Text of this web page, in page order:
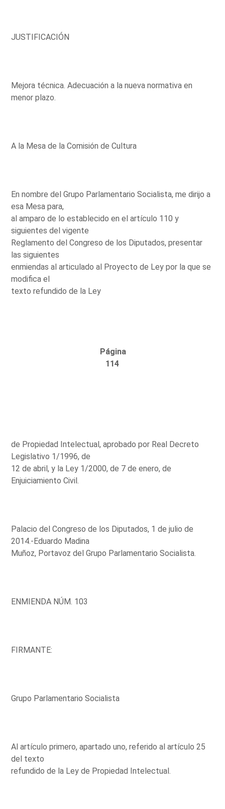
JUSTIFICACIÓN
Mejora técnica. Adecuación a la nueva normativa en
menor plazo.
A la Mesa de la Comisión de Cultura
En nombre del Grupo Parlamentario Socialista, me dirijo a
esa Mesa para,
al amparo de lo establecido en el artículo 110 y
siguientes del vigente
Reglamento del Congreso de los Diputados, presentar
las siguientes
enmiendas al articulado al Proyecto de Ley por la que se
modifica el
texto refundido de la Ley
Página
114
de Propiedad Intelectual, aprobado por Real Decreto
Legislativo 1/1996, de
12 de abril, y la Ley 1/2000, de 7 de enero, de
Enjuiciamiento Civil.
Palacio del Congreso de los Diputados, 1 de julio de
2014.-Eduardo Madina
Muñoz, Portavoz del Grupo Parlamentario Socialista.
ENMIENDA NÚM. 103
FIRMANTE:
Grupo Parlamentario Socialista
Al artículo primero, apartado uno, referido al artículo 25
del texto
refundido de la Ley de Propiedad Intelectual.